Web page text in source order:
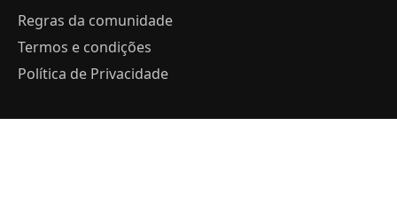
Regras da comunidade
Termos e condições
Política de Privacidade